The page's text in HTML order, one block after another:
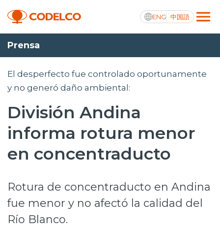
ENG 中国語
Transparencia activa
Nosotros
Operaciones
Proyectos
Innovación
Inversionistas
Prensa
El desperfecto fue controlado oportunamente
y no generó daño ambiental:
División Andina
informa rotura menor
en concentraducto
Rotura de concentraducto en Andina
fue menor y no afectó la calidad del
Río Blanco.